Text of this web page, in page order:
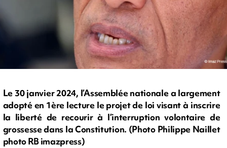
Le 30 janvier 2024, l’Assemblée nationale a largement
adopté en 1ère lecture le projet de loi visant à inscrire
la liberté de recourir à l’interruption volontaire de
grossesse dans la Constitution. (Photo Philippe Naillet
photo RB imazpress)